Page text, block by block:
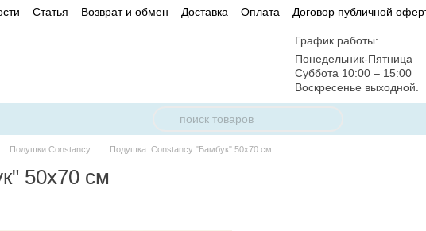
Статья Возврат и обмен Доставка Оплата
Договор публичной
График работы:
Понедельник-Пятница
Суббота 10:00 – 15:00
Воскресенье выходной.
Подушки Constancy Подушка Constancy "Бамбук" 50x70 см
50x70 см